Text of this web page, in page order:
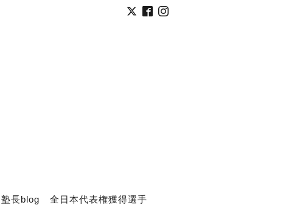
塾長blog
全日本代表権獲得選手